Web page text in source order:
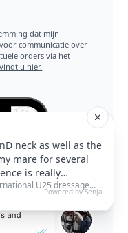
dat mijn
communicatie over
orders via het
u hier.